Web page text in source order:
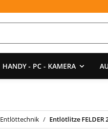
HANDY - PC - KAMERA
Entlöttechnik Entlötlitze